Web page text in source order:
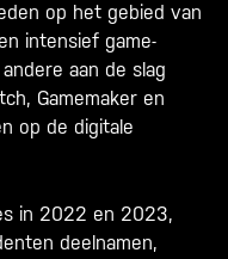
op het gebied van
intensief game-
aan de slag
Gamemaker en
op de digitale
in 2022 en 2023,
deelnamen,